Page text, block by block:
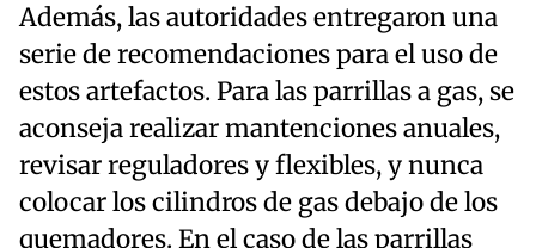
Además, las autoridades entregaron una
serie de recomendaciones para el uso de
estos artefactos. Para las parrillas a gas, se
aconseja realizar mantenciones anuales,
revisar reguladores y flexibles, y nunca
colocar los cilindros de gas debajo de los
quemadores. En el caso de las parrillas